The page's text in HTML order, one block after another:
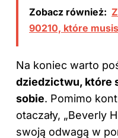
Zobacz również:
90210, które
Na koniec warto
dziedzictwu, które
sobie. Pomimo
otaczały, „Beverly
swoją odwagą w